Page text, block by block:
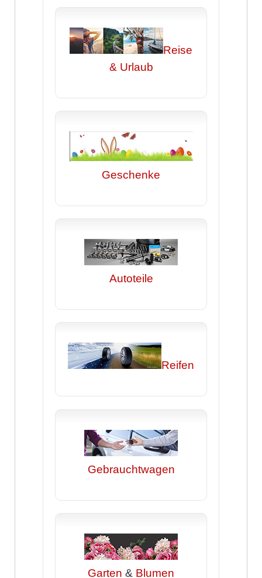
Reise
& Urlaub
Geschenke
Autoteile
Reifen
Gebrauchtwagen
Garten & Blumen